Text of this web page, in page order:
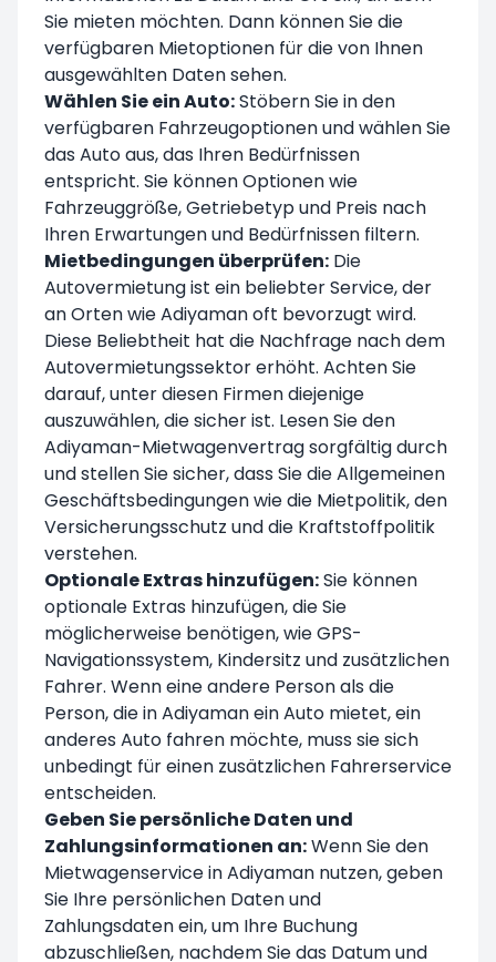
Sie mieten möchten. Dann können Sie die
verfügbaren Mietoptionen für die von Ihnen
ausgewählten Daten sehen.
Wählen Sie ein Auto:Stöbern Sie in den
verfügbaren Fahrzeugoptionen und wählen Sie
das Auto aus, das Ihren Bedürfnissen
entspricht. Sie können Optionen wie
Fahrzeuggröße, Getriebetyp und Preis nach
Ihren Erwartungen und Bedürfnissen filtern.
Mietbedingungen überprüfen: Die
Autovermietung ist ein beliebter Service, der
an Orten wie Adiyaman oft bevorzugt wird.
Diese Beliebtheit hat die Nachfrage nach dem
Autovermietungssektor erhöht. Achten Sie
darauf, unter diesen Firmen diejenige
auszuwählen, die sicher ist. Lesen Sie den
Adiyaman-Mietwagenvertrag sorgfältig durch
und stellen Sie sicher, dass Sie die Allgemeinen
Geschäftsbedingungen wie die Mietpolitik, den
Versicherungsschutz und die Kraftstoffpolitik
verstehen.
Optionale Extras hinzufügen:Sie können
optionale Extras hinzufügen, die Sie
möglicherweise benötigen, wie GPS-
Navigationssystem, Kindersitz und zusätzlichen
Fahrer. Wenn eine andere Person als die
Person, die in Adiyaman ein Auto mietet, ein
anderes Auto fahren möchte, muss sie sich
unbedingt für einen zusätzlichen Fahrerservice
entscheiden.
Geben Sie persönliche Daten und
Zahlungsinformationen an:Wenn Sie den
Mietwagenservice in Adiyaman nutzen, geben
Sie Ihre persönlichen Daten und
Zahlungsdaten ein, um Ihre Buchung
abzuschließen, nachdem Sie das Datum und